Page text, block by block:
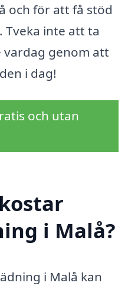
och för att få stöd
Tveka inte att ta
genom att
i dag!
och utan
i Malå?
i Malå kan